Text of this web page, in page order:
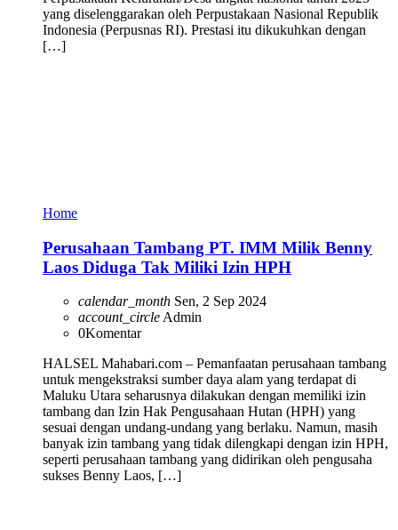
yang diselenggarakan oleh Perpustakaan Nasional Republik
Indonesia (Perpusnas RI). Prestasi itu dikukuhkan dengan
[…]
Home
Perusahaan Tambang PT. IMM Milik Benny
Laos Diduga Tak Miliki Izin HPH
calendar_month Sen, 2 Sep 2024
account_circle Admin
0Komentar
HALSEL Mahabari.com – Pemanfaatan perusahaan tambang
untuk mengekstraksi sumber daya alam yang terdapat di
Maluku Utara seharusnya dilakukan dengan memiliki izin
tambang dan Izin Hak Pengusahaan Hutan (HPH) yang
sesuai dengan undang-undang yang berlaku. Namun, masih
banyak izin tambang yang tidak dilengkapi dengan izin HPH,
seperti perusahaan tambang yang didirikan oleh pengusaha
sukses Benny Laos, […]